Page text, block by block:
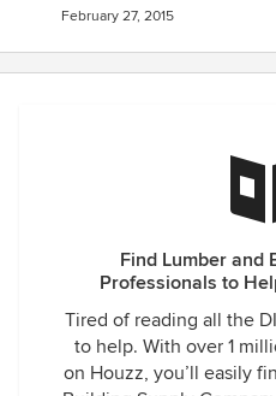
February 27, 2015
Find Lumber and
Professionals to
Tired of reading all the
to help. With over 1
on Houzz, you’ll easily